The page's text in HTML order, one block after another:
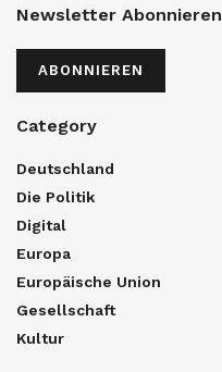
Newsletter Abonnieren
ABONNIEREN
Category
Deutschland
Die Politik
Digital
Europa
Europäische Union
Gesellschaft
Kultur